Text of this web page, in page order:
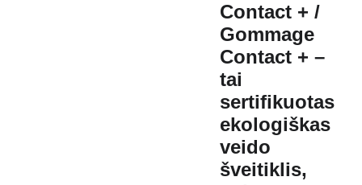
Contact + /
Gommage
Contact + –
tai
sertifikuotas
ekologiškas
veido
šveitiklis,